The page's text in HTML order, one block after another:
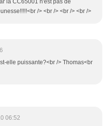
la CC65001 n'est pas de
/> <br /> <br /> <br />
elle puissante?<br /> Thomas<br
06:52